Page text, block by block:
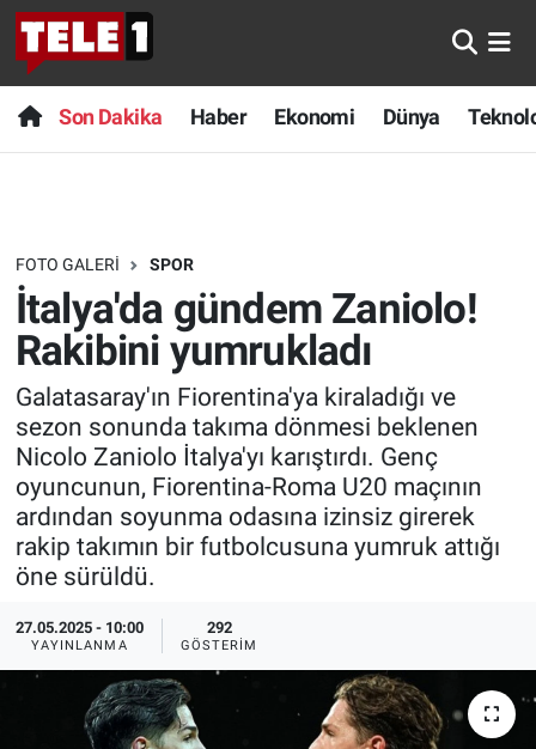
Son Dakika Haber Ekonomi Dünya
FOTO GALERI SPOR
İtalya'da gündem Zaniolo!
Rakibini yumrukladı
Galatasaray'ın Fiorentina'ya kiraladığı ve
sezon sonunda takıma dönmesi beklenen
Nicolo Zaniolo İtalya'yı karıştırdı. Genç
oyuncunun, Fiorentina-Roma U20 maçının
ardından soyunma odasına izinsiz girerek
rakip takımın bir futbolcusuna yumruk attığı
öne sürüldü.
27.05.2025 - 10:00
YAYINLANMA
292
GÖSTERIM
Anında Manşet
Başka Sohbetler
Bilim turu
Bilim ve Teknoloji Evreni
Doğa Konuşuyor
Dünya
Ege Saati
Ege'den Esintiler
Eğitim
Eğlence
Son Dakika
Haber
Dünya
Teknoloji
Sağlık
Spor
Yayın Akışı
İletişim
Nöbetçi Eczaneler
Hava Durumu
Trafik Durumu
Süper Lig Puan Durumu ve Fikstür
Tüm Manşetler
Son Dakika Haberleri
Haber Arşivi